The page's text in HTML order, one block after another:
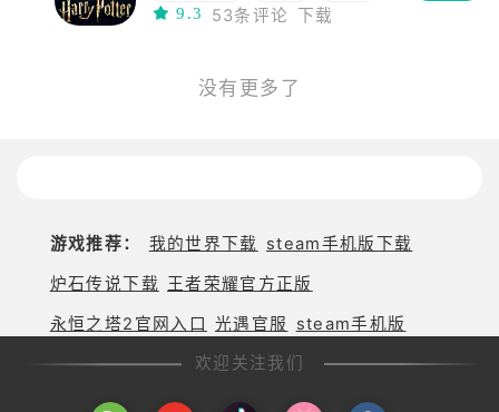
模拟驾驶
第三人称
角色扮演
养成
校园
9.3 53条评论 下载
没有更多了
游戏推荐： 我的世界下载 steam手机版下载
炉石传说下载 王者荣耀官方正版
永恒之塔2官网入口 光遇官服
steam手机版
欢迎关注我们